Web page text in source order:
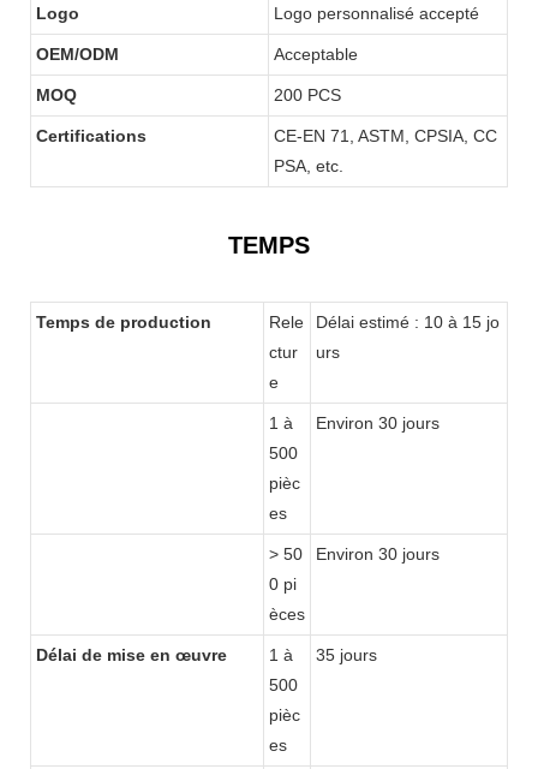
Logo Logo personnalisé accepté
OEM/ODM Acceptable
MOQ 200 PCS
Certifications
CE-EN 71, ASTM, CPSIA, CC
PSA, etc.
TEMPS
Temps de production
Rele
ctur
e
Délai estimé : 10 à 15 jo
urs
1 à
500
pièc
es
Environ 30 jours
> 50
0 pi
èces
Environ 30 jours
Délai de mise en œuvre
1 à
500
pièc
es
35 jours